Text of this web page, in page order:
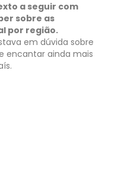
a seguir com
sobre as
por região.
em dúvida sobre
encantar ainda mais